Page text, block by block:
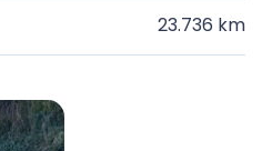
23.736 km